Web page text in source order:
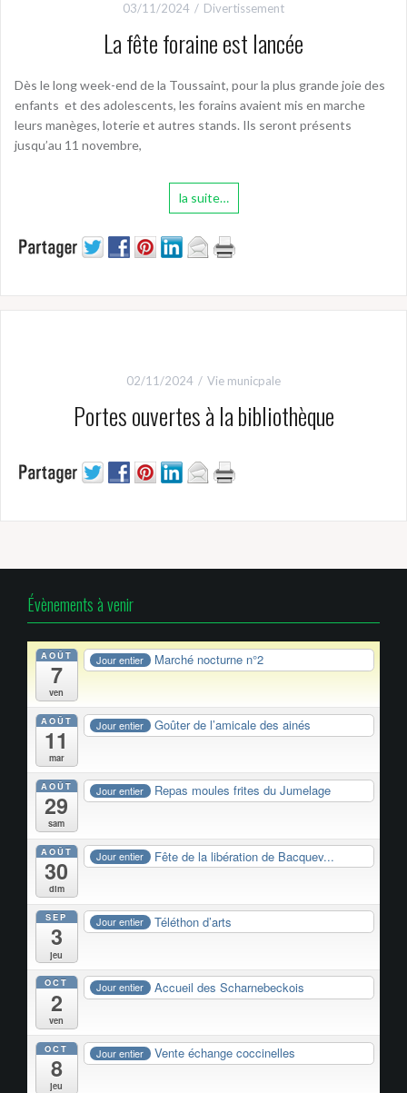
03/11/2024 Divertissement
La fête foraine est lancée
Dès le long week-end de la Toussaint, pour la plus grande joie des
enfants et des adolescents, les forains avaient mis en marche
leurs manèges, loterie et autres stands. Ils seront présents
jusqu’au 11 novembre,
la suite…
02/11/2024 Vie municpale
Portes ouvertes à la bibliothèque
Évènements à venir
AOÛT
7
ven
Jour entier Marché nocturne n°2
AOÛT
11
mar
Jour entier Goûter de l’amicale des ainés
AOÛT
29
sam
Jour entier Repas moules frites du Jumelage
AOÛT
30
dim
Jour entier Fête de la libération de Bacquev...
SEP
3
jeu
Jour entier Téléthon d’arts
OCT
2
ven
Jour entier Accueil des Scharnebeckois
OCT
8
jeu
Jour entier Vente échange coccinelles